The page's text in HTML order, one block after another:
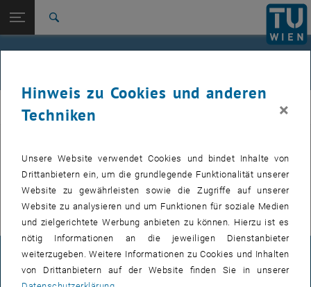
TU Login
Studium
International
Zur 1. Menü Ebene
FemPhys
Zurück: Subseiten von FemPhys auflisten
Zurück zur letzten Ebene:
FemPhys
FemPhys
VERANSTALTUNGEN VOM 21. JULI 2026
Es gibt keine Veranstaltungen in der aktuellen Ansicht.
IMPRESSUM
Hinweis zu Cookies und anderen
Techniken
×
Unsere Website verwendet Cookies und bindet Inhalte von
Drittanbietern ein, um die grundlegende Funktionalität unserer
Website zu gewährleisten sowie die Zugriffe auf unserer
Website zu analysieren und um Funktionen für soziale Medien
und zielgerichtete Werbung anbieten zu können. Hierzu ist es
nötig Informationen an die jeweiligen Dienstanbieter
weiterzugeben. Weitere Informationen zu Cookies und Inhalten
von Drittanbietern auf der Website finden Sie in unserer